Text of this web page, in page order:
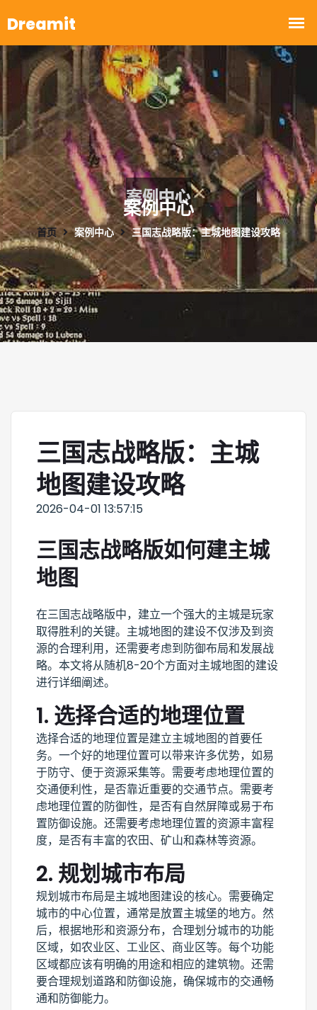
案例中心
首页 案例中心 三国志战略版：主城地图建设攻略
三国志战略版：主城
地图建设攻略
2026-04-01 13:57:15
三国志战略版如何建主城
地图
在三国志战略版中，建立一个强大的主城是玩家
取得胜利的关键。主城地图的建设不仅涉及到资
源的合理利用，还需要考虑到防御布局和发展战
略。本文将从随机8-20个方面对主城地图的建设
进行详细阐述。
1. 选择合适的地理位置
选择合适的地理位置是建立主城地图的首要任
务。一个好的地理位置可以带来许多优势，如易
于防守、便于资源采集等。需要考虑地理位置的
交通便利性，是否靠近重要的交通节点。需要考
虑地理位置的防御性，是否有自然屏障或易于布
置防御设施。还需要考虑地理位置的资源丰富程
度，是否有丰富的农田、矿山和森林等资源。
2. 规划城市布局
规划城市布局是主城地图建设的核心。需要确定
城市的中心位置，通常是放置主城堡的地方。然
后，根据地形和资源分布，合理划分城市的功能
区域，如农业区、工业区、商业区等。每个功能
区域都应该有明确的用途和相应的建筑物。还需
要合理规划道路和防御设施，确保城市的交通畅
通和防御能力。